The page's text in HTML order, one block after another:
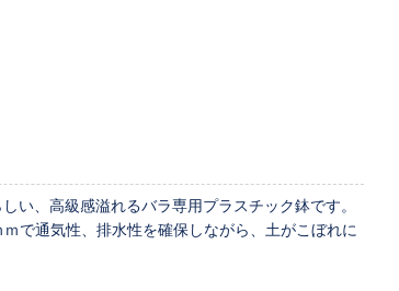
い、高級感溢れるバラ専用プラスチック鉢です。
で通気性、排水性を確保しながら、土がこぼれに